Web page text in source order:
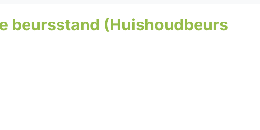
beursstand (Huishoudbeurs